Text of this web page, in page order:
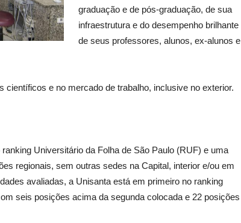
graduação e de pós-graduação, de sua
infraestrutura e do desempenho brilhante
de seus professores, alunos, ex-alunos e
e no mercado de trabalho, inclusive no exterior.
Universitário da Folha de São Paulo (RUF) e uma
regionais, sem outras sedes na Capital, interior e/ou em
avaliadas, a Unisanta está em primeiro no ranking
seis posições acima da segunda colocada e 22 posições